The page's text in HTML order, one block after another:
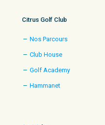
Citrus Golf Club
Nos Parcours
Club House
Golf Academy
Hammanet